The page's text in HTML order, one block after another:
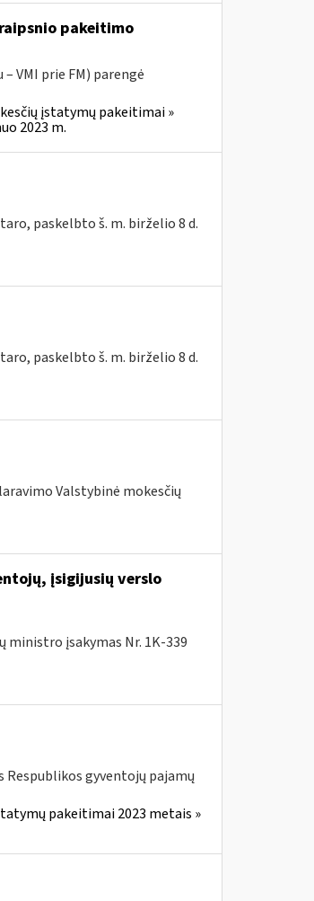
pakeitimo
VMI prie FM) parengė
įstatymų pakeitimai »
2023 m.
paskelbto š. m. birželio 8 d.
paskelbto š. m. birželio 8 d.
Valstybinė mokesčių
įsigijusių verslo
ministro įsakymas Nr. 1K-339
Respublikos gyventojų pajamų
pakeitimai 2023 metais »